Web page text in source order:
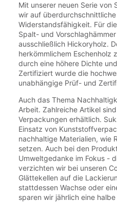
Mit unserer neuen Serie von
wir auf
Widerstandsfähigkeit. Für
Spalt- und
ausschließlich Hickoryholz.
herkömmlichem Eschenholz
durch eine höhere Dichte
Zertifiziert wurde die
unabhängige Prüf- und
Auch das Thema
Arbeit. Zahlreiche Artikel
Verpackungen erhältlich.
Einsatz von
nachhaltige Materialien, wie
setzen. Auch bei den
Umweltgedanke im Fokus -
verzichten wir bei unseren
Glättekellen auf die
stattdessen Wachse oder
sparen wir jährlich eine